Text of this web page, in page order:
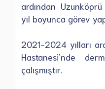
ardından
yıl boyunca görev
2021-2024 yılları
Hastanesi’nde
çalışmıştır.